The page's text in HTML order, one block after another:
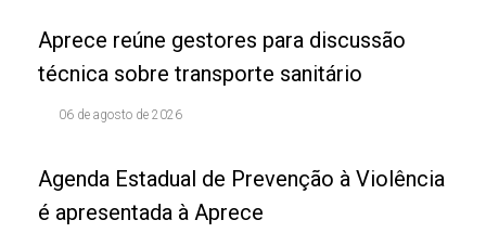
Aprece reúne gestores para discussão
técnica sobre transporte sanitário
06 de agosto de 2026
Agenda Estadual de Prevenção à Violência
é apresentada à Aprece